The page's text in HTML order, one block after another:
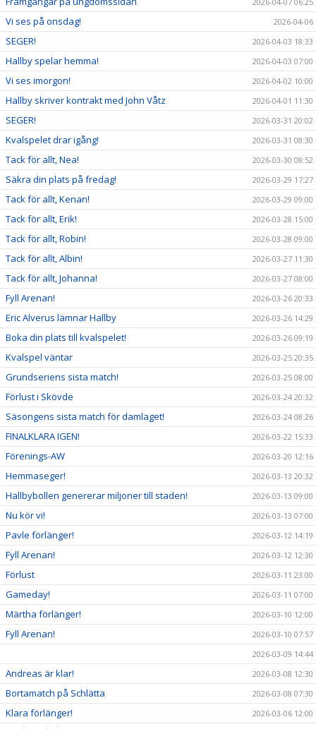
Vi ses på onsdag! 2026-04-06
SEGER! 2026-04-03 18:33
Hallby spelar hemma! 2026-04-03 07:00
Vi ses imorgon! 2026-04-02 10:00
Hallby skriver kontrakt med John Våtz 2026-04-01 11:30
SEGER! 2026-03-31 20:02
Kvalspelet drar igång! 2026-03-31 08:30
Tack för allt, Nea! 2026-03-30 08:52
Säkra din plats på fredag! 2026-03-29 17:27
Tack för allt, Kenan! 2026-03-29 09:00
Tack för allt, Erik! 2026-03-28 15:00
Tack för allt, Robin! 2026-03-28 09:00
Tack för allt, Albin! 2026-03-27 11:30
Tack för allt, Johanna! 2026-03-27 08:00
Fyll Arenan! 2026-03-26 20:33
Eric Alverus lämnar Hallby 2026-03-26 14:29
Boka din plats till kvalspelet! 2026-03-26 09:19
Kvalspel väntar 2026-03-25 20:35
Grundseriens sista match! 2026-03-25 08:00
Förlust i Skövde 2026-03-24 20:32
Säsongens sista match för damlaget! 2026-03-24 08:26
FINALKLARA IGEN! 2026-03-22 15:33
Förenings-AW 2026-03-20 12:16
Hemmaseger! 2026-03-13 20:32
Hallbybollen genererar miljoner till staden! 2026-03-13 09:00
Nu kör vi! 2026-03-13 07:00
Pavle förlänger! 2026-03-12 14:19
Fyll Arenan! 2026-03-12 12:30
Förlust 2026-03-11 23:00
Gameday! 2026-03-11 07:00
Märtha förlänger! 2026-03-10 12:00
Fyll Arenan!
2026-03-10 07:57
2026-03-09 14:44
Andreas är klar! 2026-03-08 12:30
Bortamatch på Schlätta 2026-03-08 07:30
Klara förlänger! 2026-03-06 12:00